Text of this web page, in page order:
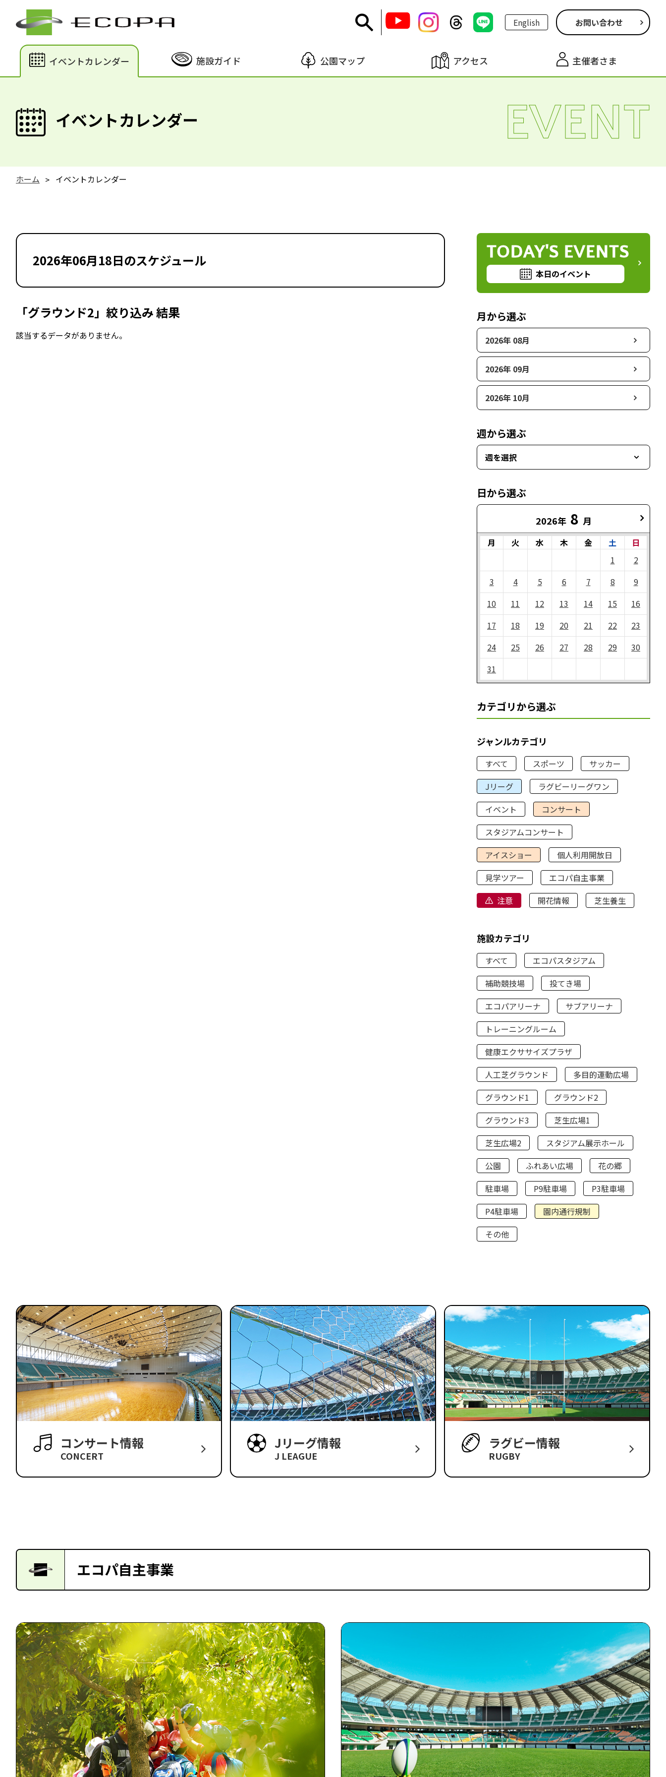
English お問い合わせ
イベントカレンダー 施設ガイド 公園マップ アクセス 主催者さま
イベントカレンダー EVENT
ホーム イベントカレンダー
2026年06月18日のスケジュール
「グラウンド2」絞り込み 結果
該当するデータがありません。
TODAY'S EVENTS
本日のイベント
月から選ぶ
2026年 08月
2026年 09月
2026年 10月
週から選ぶ
週を選択
日から選ぶ
2026年 8 月
月 火 水 木 金 土
日
1
2
3
4 5 6 7 8
9
10
11 12 13 14 15
16
17
18 19 20 21 22
23
24
25 26 27 28 29
30
31
カテゴリから選ぶ
ジャンルカテゴリ
すべて スポーツ
サッカー
Jリーグ
ラグビーリーグワン
イベント
コンサート
スタジアムコンサート
アイスショー
個人利用開放日
見学ツアー
エコパ自主事業
注意
開花情報 芝生養生
施設カテゴリ
すべて
エコパスタジアム
補助競技場
投てき場
エコパアリーナ
サブアリーナ
トレーニングルーム
健康エクササイズプラザ
人工芝グラウンド
多目的運動広場
グラウンド1
グラウンド2
グラウンド3
芝生広場1
芝生広場2
スタジアム展示ホール
公園
ふれあい広場
花の郷
駐車場
P9駐車場
P3駐車場
P4駐車場
園内通行規制
その他
コンサート情報
CONCERT
Jリーグ情報
J LEAGUE
ラグビー情報
RUGBY
エコパ自主事業